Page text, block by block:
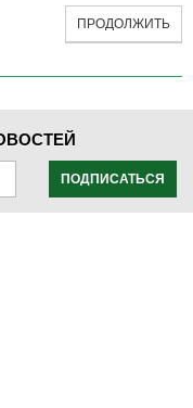
ПРОДОЛЖИТЬ
ПОДПИСАТЬСЯ